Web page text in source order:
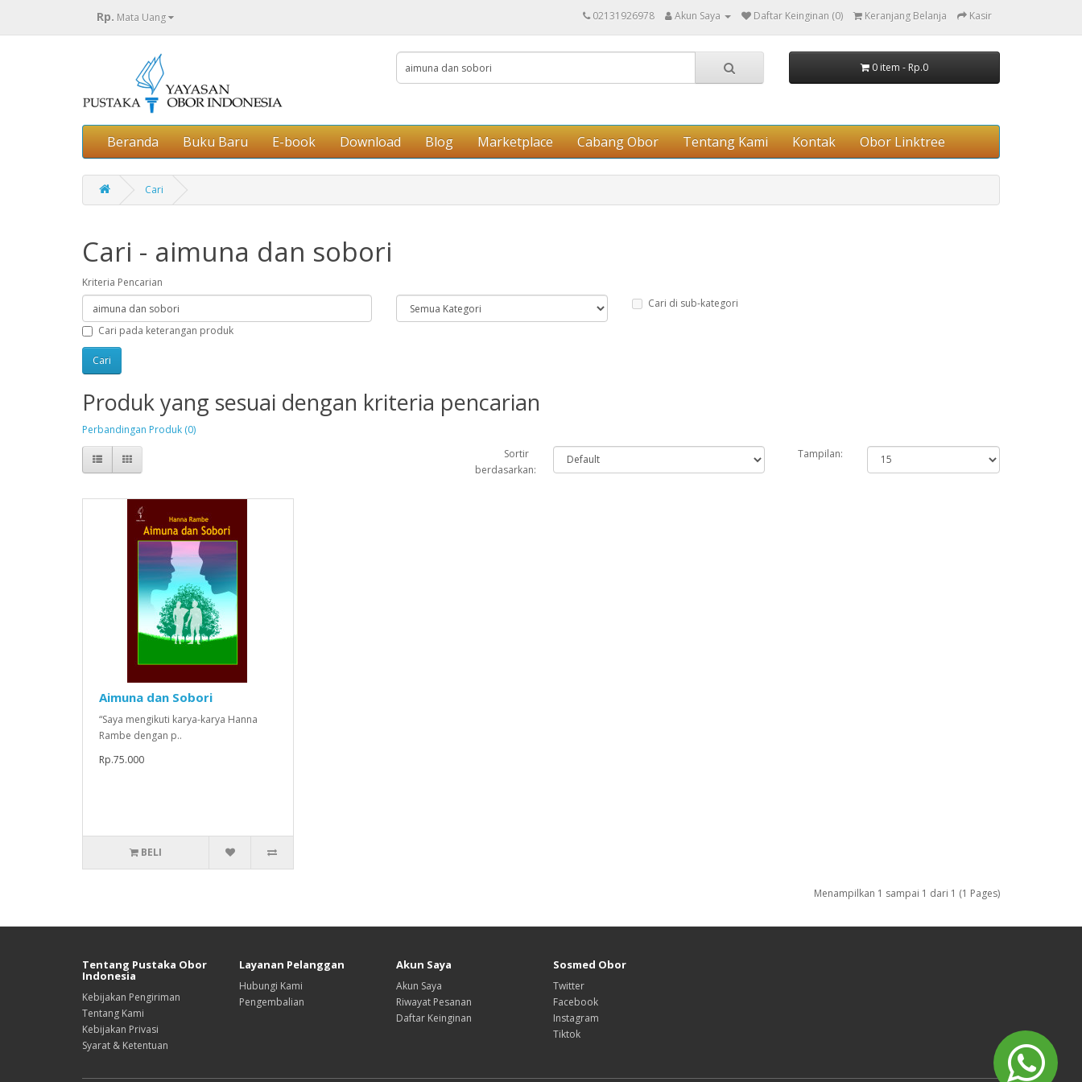
Rp. Mata Uang 02131926978 Akun Saya Daftar Keinginan (0) Keranjang Belanja Kasir
0 item - Rp.0
Beranda Buku Baru E-book Download Blog Marketplace Cabang Obor Tentang Kami Kontak Obor Linktree
Cari
Cari - aimuna dan sobori
Kriteria Pencarian
Cari di sub-kategori
Cari pada keterangan produk
Produk yang sesuai dengan kriteria pencarian
Perbandingan Produk (0)
Sortir
berdasarkan:
Tampilan:
Aimuna dan Sobori
“Saya mengikuti karya-karya Hanna
Rambe dengan p..
Rp.75.000
BELI
Menampilkan 1 sampai 1 dari 1 (1 Pages)
Tentang Pustaka Obor
Indonesia
Kebijakan Pengiriman
Tentang Kami
Kebijakan Privasi
Syarat & Ketentuan
Layanan Pelanggan
Hubungi Kami
Pengembalian
Akun Saya
Akun Saya
Riwayat Pesanan
Daftar Keinginan
Sosmed Obor
Twitter
Facebook
Instagram
Tiktok